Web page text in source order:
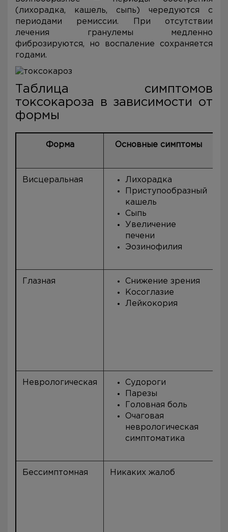
(лихорадка, кашель, сыпь) чередуются с
периодами ремиссии. При отсутствии
лечения гранулемы медленно
фиброзируются, но воспаление сохраняется
годами.
Таблица симптомов
токсокароза в зависимости от
формы
Форма Основные симптомы
Висцеральная
Лихорадка
Приступообразный
кашель
Сыпь
Увеличение
печени
Эозинофилия
Глазная
Снижение зрения
Косоглазие
Лейкокория
Неврологическая
Судороги
Парезы
Головная боль
Очаговая
неврологическая
симптоматика
Бессимптомная Никаких жалоб